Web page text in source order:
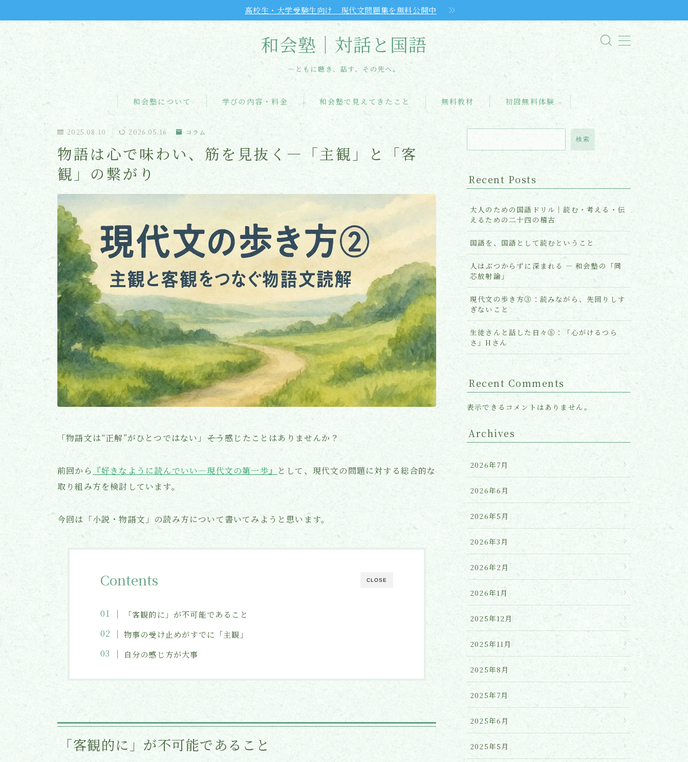
高校生・大学受験生向け 現代文問題集を無料公開中
和会塾｜対話と国語
―ともに聴き、話す、その先へ。
和会塾について 学びの内容・料金 和会塾で見えてきたこと 無料教材 初回無料体験
和会塾について
和会塾で見えてきたこと
初回無料体験
よくあるご質問（FAQ）
記事・コラム一覧
お問い合わせ
2025.08.10 2026.05.16 コラム
物語は心で味わい、筋を見抜く―「主観」と「客
観」の繋がり
「物語文は“正解”がひとつではない」――そう感じたことはありませんか？
前回から 『好きなように読んでいい―現代文の第一歩』
として、現代文の問題に対する総合的な
取り組み方を検討しています。
今回は「小説・物語文」の読み方について書いてみようと思います。
CLOSE
Contents
「客観的に」が不可能であること
物事の受け止めがすでに「主観」
自分の感じ方が大事
「客観的に」が不可能であること
検索
Recent Posts
大人のための国語ドリル｜読む・考える・伝
えるための二十四の稽古
国語を、国語として読むということ
人はぶつからずに深まれる ― 和会塾の「同
芯放射論」
現代文の歩き方③：読みながら、先回りしす
ぎないこと
生徒さんと話した日々⑧：「心がけるつら
さ」Hさん
Recent Comments
表示できるコメントはありません。
Archives
2026年7月
2026年6月
2026年5月
2026年3月
2026年2月
2026年1月
2025年12月
2025年11月
2025年8月
2025年7月
2025年6月
2025年5月